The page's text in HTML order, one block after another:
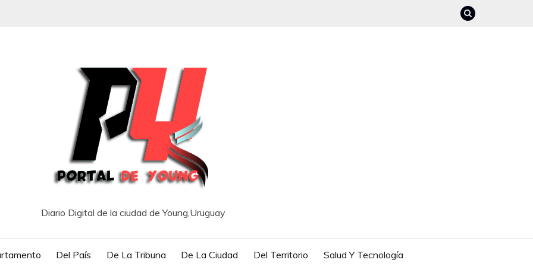
Diario Digital de la ciudad de Young,Uruguay
Del País De La Tribuna De La Ciudad Del Territorio Salud Y Tecnología